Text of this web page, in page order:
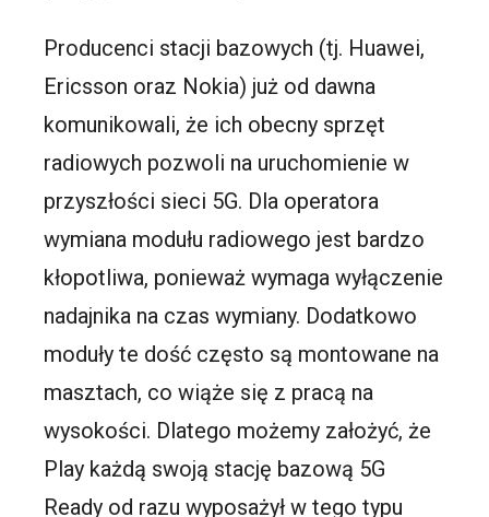
Producenci stacji bazowych (tj. Huawei,
Ericsson oraz Nokia) już od dawna
komunikowali, że ich obecny sprzęt
radiowych pozwoli na uruchomienie w
przyszłości sieci 5G. Dla operatora
wymiana modułu radiowego jest bardzo
kłopotliwa, ponieważ wymaga wyłączenie
nadajnika na czas wymiany. Dodatkowo
moduły te dość często są montowane na
masztach, co wiąże się z pracą na
wysokości. Dlatego możemy założyć, że
Play każdą swoją stację bazową 5G
Ready od razu wyposażył w tego typu